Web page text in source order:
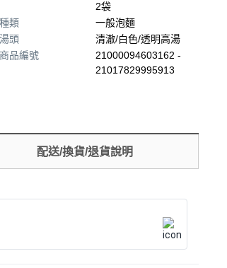
2袋
類
一般泡麵
頭
清澈/白色/透明高湯
品編號
21000094603162 -
21017829995913
配送/換貨/退貨說明